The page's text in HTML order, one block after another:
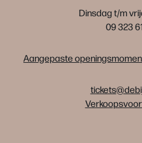
Dinsdag t/m
09 323
Aangepaste